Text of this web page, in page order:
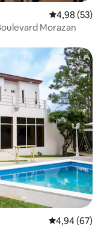
Gemiddelde
4,98 (53)
Morazan
Gemiddelde
4,94 (67)